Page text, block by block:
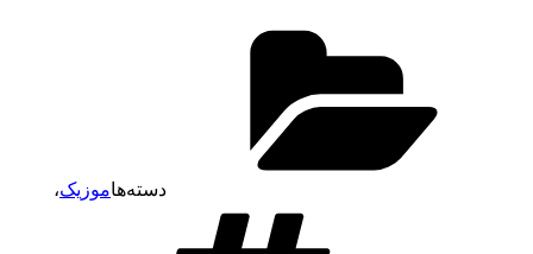
دسته‌هاموزیک،